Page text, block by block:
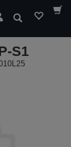
Suchen
S1